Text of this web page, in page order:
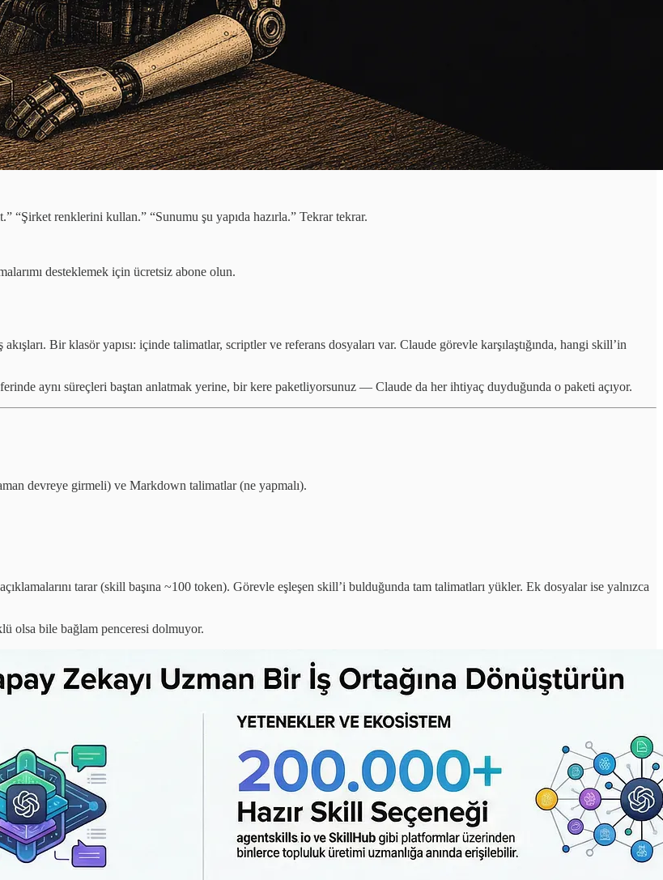
“Şirket renklerini kullan.” “Sunumu şu yapıda hazırla.” Tekrar tekrar.
desteklemek için ücretsiz abone olun.
Bir klasör yapısı: içinde talimatlar, scriptler ve referans dosyaları var. Claude görevle karşılaştığında, hangi skill’in
aynı süreçleri baştan anlatmak yerine, bir kere paketliyorsunuz — Claude da her ihtiyaç duyduğunda o paketi açıyor.
devreye girmeli) ve Markdown talimatlar (ne yapmalı).
tarar (skill başına ~100 token). Görevle eşleşen skill’i bulduğunda tam talimatları yükler. Ek dosyalar ise yalnızca
olsa bile bağlam penceresi dolmuyor.